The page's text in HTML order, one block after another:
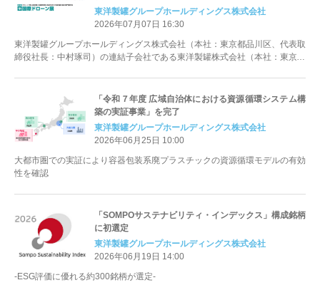
策用の新オプション「鉞（マサカリ）」などを展示
東洋製罐グループホールディングス株式会社
2026年07月07日 16:30
東洋製罐グループホールディングス株式会社（本社：東京都品川区、代表取
締役社長：中村琢司）の連結子会社である東洋製罐株式会社（本社：東京都
「令和７年度 広域自治体における資源循環システム構
築の実証事業」を完了
東洋製罐グループホールディングス株式会社
2026年06月25日 10:00
大都市圏での実証により容器包装系廃プラスチックの資源循環モデルの有効
性を確認
「SOMPOサステナビリティ・インデックス」構成銘柄
に初選定
東洋製罐グループホールディングス株式会社
2026年06月19日 14:00
-ESG評価に優れる約300銘柄が選定-